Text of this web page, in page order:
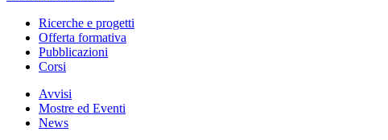
Ricerche e progetti
Offerta formativa
Pubblicazioni
Corsi
Avvisi
Mostre ed Eventi
News